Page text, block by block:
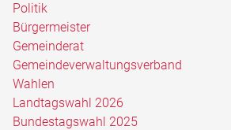
Politik
Bürgermeister
Gemeinderat
Gemeindeverwaltungsverband
Wahlen
Landtagswahl 2026
Bundestagswahl 2025